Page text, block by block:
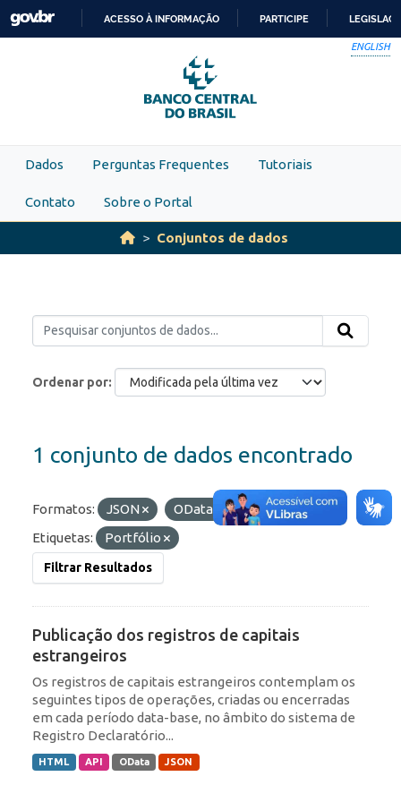
Skip to main content
PARA
O
CONTEÚDO
ACESSO À INFORMAÇÃO PARTICIPE
ENGLISH
Dados Perguntas Frequentes Tutoriais
Contato Sobre o Portal
Conjuntos de dados
Ordenar por
1 conjunto de dados encontrado
Formatos: JSON OData
HTML
Etiquetas:
Portfólio
Filtrar Resultados
Publicação dos registros de capitais
estrangeiros
Os registros de capitais estrangeiros contemplam os
seguintes tipos de operações, criadas ou encerradas
em cada período data-base, no âmbito do sistema de
Registro Declaratório...
HTML API OData JSON